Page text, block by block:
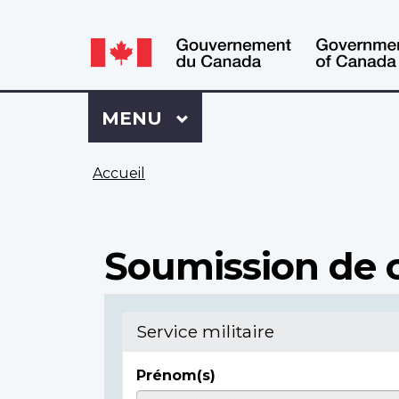
Language
switcher
Language
switcher
Se
connecter
à
Dossier
Menu
MENU PRINCIPAL
Accueil
Soumission de
Service militaire
Prénom(s)